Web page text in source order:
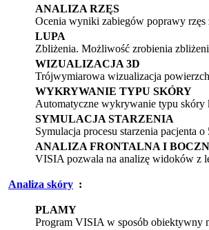
ANALIZA RZĘS
Ocenia wyniki zabiegów poprawy
LUPA
Zbliżenia. Możliwość zrobienia
WIZUALIZACJA 3D
Trójwymiarowa wizualizacja
WYKRYWANIE TYPU SKÓRY
Automatyczne wykrywanie typu skóry
SYMULACJA STARZENIA
Symulacja procesu starzenia pacjenta
ANALIZA FRONTALNA I
VISIA pozwala na analizę widoków z
Analiza skóry :
PLAMY
Program VISIA w sposób obiektywny